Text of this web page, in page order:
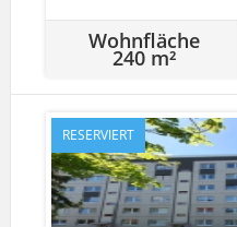
Wohnfläche
240 m²
RESERVIERT